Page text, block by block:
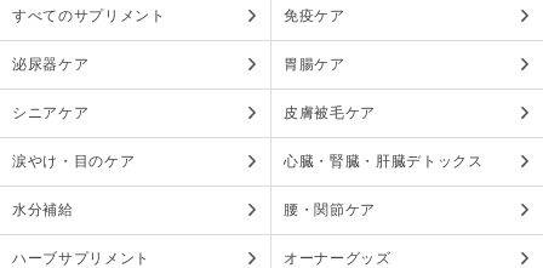
すべてのサプリメント 免疫ケア
泌尿器ケア 胃腸ケア
シニアケア 皮膚被毛ケア
涙やけ・目のケア 心臓・腎臓・肝臓デトックス
水分補給 腰・関節ケア
ハーブサプリメント オーナーグッズ